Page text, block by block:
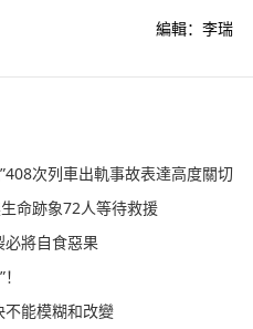
編輯：李瑞
次列車出軌事故表達高度關切
命跡象72人等待救援
必將自食惡果
不能模糊和改變